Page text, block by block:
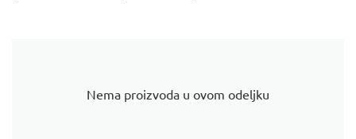
Nema proizvoda u ovom odeljku